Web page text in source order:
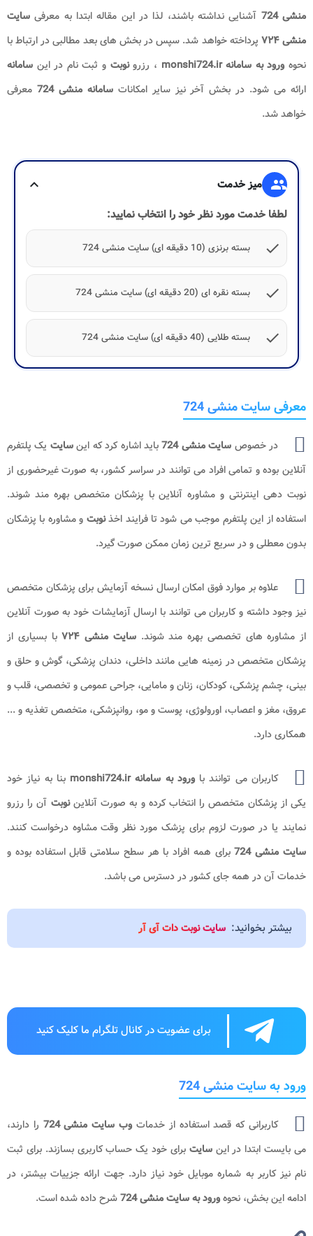
منشی 724
آشنایی نداشته باشند، لذا در این مقاله ابتدا به معرفی سایت
منشی ۷۲۴
پرداخته خواهد شد. سپس در بخش های بعد مطالبی در ارتباط با
نحوه ورود به سامانه monshi724.ir ، رزرونوبت و ثبت نام در این سامانه
ارائه می شود. در بخش آخر نیز سایر امکاناتسامانه منشی 724
معرفی
خواهد شد.
group میز خدمت
expand_more
لطفا خدمت مورد نظر خود را انتخاب نمایید:
check
بسته برنزی (10 دقیقه ای) سایت منشی 724
check بسته نقره ای (20 دقیقه ای) سایت منشی 724
check بسته طلایی (40 دقیقه ای) سایت منشی 724
معرفی سایت منشی 724
در خصوص سایت منشی 724 باید اشاره کرد که اینسایت یک پلتفرم
آنلاین بوده و تمامی افراد می توانند در سراسر کشور، به صورت غیرحضوری از
نوبت دهی اینترنتی و مشاوره آنلاین با پزشکان متخصص بهره مند شوند.
استفاده از این پلتفرم موجب می شود تا فرایند اخذنوبت و مشاوره با پزشکان
بدون معطلی و در سریع ترین زمان ممکن صورت گیرد.
علاوه بر موارد فوق امکان ارسال نسخه آزمایش برای پزشکان متخصص
نیز وجود داشته و کاربران می توانند با ارسال آزمایشات خود به صورت آنلاین
از مشاوره های تخصصی بهره مند شوند.سایت منشی ۷۲۴
با بسیاری از
پزشکان متخصص در زمینه‌ هایی مانند داخلی، دندان ‌پزشکی، گوش و حلق و
بینی، چشم ‌پزشکی، کودکان، زنان و مامایی، جراحی عمومی و تخصصی، قلب و
عروق، مغز و اعصاب، اورولوژی، پوست و مو، روانپزشکی، متخصص تغذیه و ...
همکاری دارد.
کاربران می توانند باورود به سامانه monshi724.ir
بنا به نیاز خود
یکی از پزشکان متخصص را انتخاب کرده و به صورت آنلایننوبت آن را رزرو
نمایند یا در صورت لزوم برای پزشک مورد نظر وقت مشاوه درخواست کنند.
سایت منشی 724
برای همه افراد با هر سطح سلامتی قابل استفاده بوده و
خدمات آن در همه جای کشور در دسترس می باشد.
بیشتر بخوانید: سایت نوبت دات آی آر
برای عضویت در کانال تلگرام ما کلیک کنید
ورود به سایت منشی 724
کاربرانی که قصد استفاده از خدمات وب سایت منشی 724
را دارند،
می بایست ابتدا در اینسایتبرای خود یک حساب کاربری بسازند. برای ثبت
نام نیز کاربر به شماره موبایل خود نیاز دارد. جهت ارائه جزییات بیشتر، در
ادامه این بخش، نحوهورود به سایت منشی 724 شرح داده شده است.